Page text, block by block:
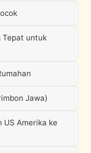
Tepat untuk
Jawa)
US Amerika ke